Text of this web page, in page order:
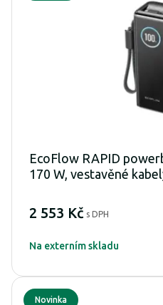
EcoFlow RAPID
170 W, vestavěné
2 553 Kč s DPH
Na externím skladu
Novinka